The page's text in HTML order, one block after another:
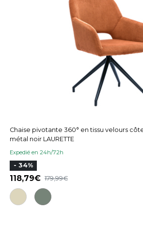
Chaise pivotante 360° en tissu velours
métal noir LAURETTE
Expedié en 24h/72h
- 34%
118,79 179,99